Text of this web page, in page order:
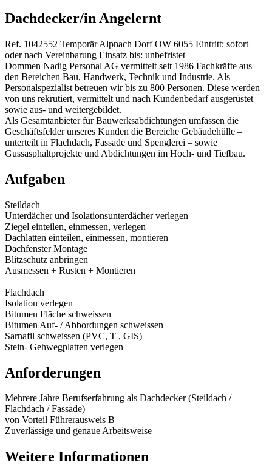
Dachdecker/in Angelernt
Ref. 1042552 Temporär Alpnach Dorf OW 6055 Eintritt: sofort
oder nach Vereinbarung Einsatz bis: unbefristet
Dommen Nadig Personal AG vermittelt seit 1986 Fachkräfte aus
den Bereichen Bau, Handwerk, Technik und Industrie. Als
Personalspezialist betreuen wir bis zu 800 Personen. Diese werden
von uns rekrutiert, vermittelt und nach Kundenbedarf ausgerüstet
sowie aus- und weitergebildet.
Als Gesamtanbieter für Bauwerksabdichtungen umfassen die
Geschäftsfelder unseres Kunden die Bereiche Gebäudehülle –
unterteilt in Flachdach, Fassade und Spenglerei – sowie
Gussasphaltprojekte und Abdichtungen im Hoch- und Tiefbau.
Aufgaben
Steildach
Unterdächer und Isolationsunterdächer verlegen
Ziegel einteilen, einmessen, verlegen
Dachlatten einteilen, einmessen, montieren
Dachfenster Montage
Blitzschutz anbringen
Ausmessen + Rüsten + Montieren
Flachdach
Isolation verlegen
Bitumen Fläche schweissen
Bitumen Auf- / Abbordungen schweissen
Sarnafil schweissen (PVC, T , GIS)
Stein- Gehwegplatten verlegen
Anforderungen
Mehrere Jahre Berufserfahrung als Dachdecker (Steildach /
Flachdach / Fassade)
von Vorteil Führerausweis B
Zuverlässige und genaue Arbeitsweise
Weitere Informationen